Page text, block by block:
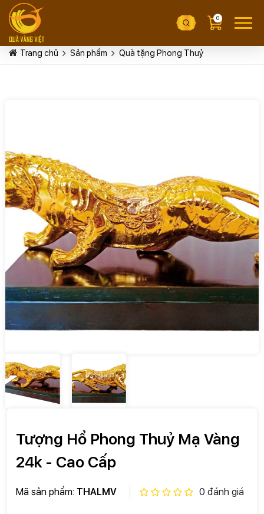
0
Trang chủ Sản phẩm Quà tặng Phong Thuỷ
Tượng Hổ Phong Thuỷ Mạ Vàng
24k - Cao Cấp
Mã sản phẩm: THALMV 0 đánh giá